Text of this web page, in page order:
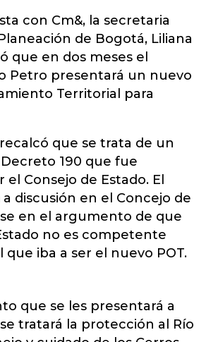
con Cm&, la secretaria
de Bogotá, Liliana
que en dos meses el
Petro presentará un nuevo
Territorial para
que se trata de un
190 que fue
Consejo de Estado. El
discusión en el Concejo de
en el argumento de que
no es competente
que iba a ser el nuevo POT.
que se les presentará a
tratará la protección al Río